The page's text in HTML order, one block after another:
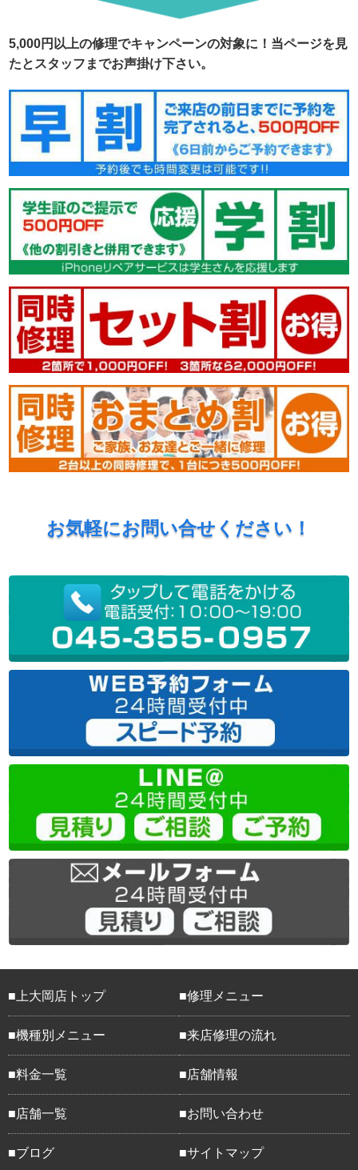
5,000円以上の修理でキャンペーンの対象に！当ページを見
たとスタッフまでお声掛け下さい。
お気軽にお問い合せください！
上大岡店トップ 修理メニュー
機種別メニュー 来店修理の流れ
料金一覧 店舗情報
店舗一覧 お問い合わせ
ブログ サイトマップ